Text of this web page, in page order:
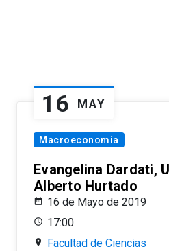
16 MAY
Macroeconomía
Evangelina Dardati,
Alberto Hurtado
16 de Mayo de 2019
17:00
Facultad de Ciencias